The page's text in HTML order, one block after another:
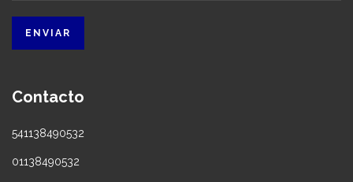
Contacto
541138490532
01138490532